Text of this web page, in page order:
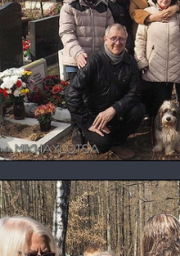
Урновый участок "Мягкая дорожка"